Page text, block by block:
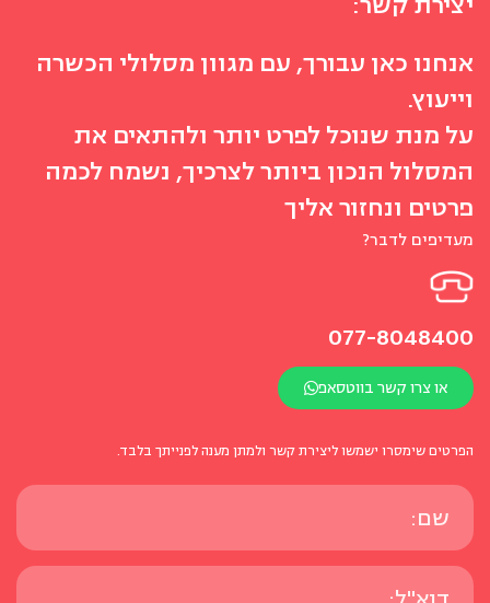
אנחנו כאן עבורך, עם מגוון מסלולי הכשרה
וייעוץ.
על מנת שנוכל לפרט יותר ולהתאים את
המסלול הנכון ביותר לצרכיך, נשמח לכמה
פרטים ונחזור אליך
מעדיפים לדבר?
077-8048400
או צרו קשר בווטסאפ
הפרטים שימסרו ישמשו ליצירת קשר ולמתן מענה לפנייתך בלבד.